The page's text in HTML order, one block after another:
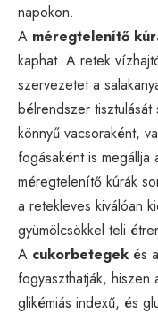
napokon.
A méregtelenítő
kaphat. A retek
szervezetet a
bélrendszer
könnyű vacsoraként,
fogásaként is
méregtelenítő kúrák
a retekleves kiválóan
gyümölcsökkel teli
A cukorbetegek és a
fogyaszthatják, hiszen
glikémiás indexű, és